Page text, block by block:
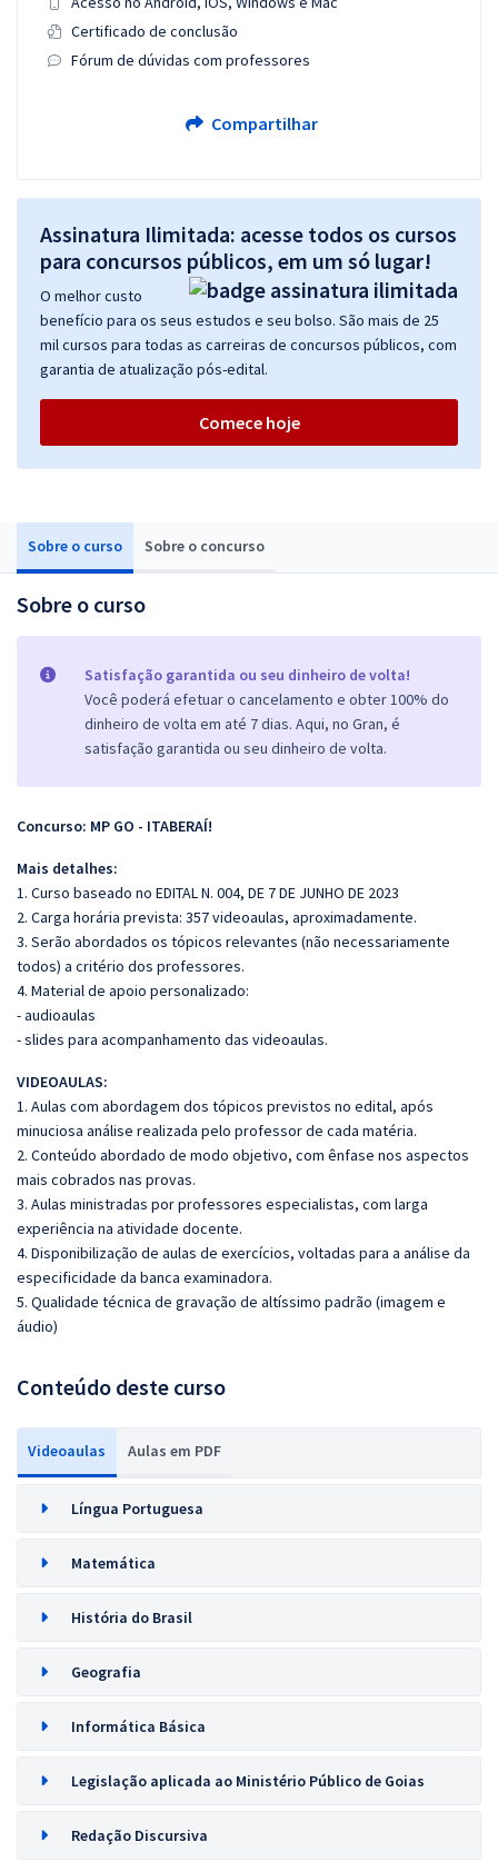
Sobre o curso Sobre o concurso
Sobre o curso
Satisfação garantida ou seu dinheiro de volta!
Você poderá efetuar o cancelamento e obter 100% do
dinheiro de volta em até 7 dias. Aqui, no Gran, é
satisfação garantida ou seu dinheiro de volta.
Concurso: MP GO - ITABERAÍ!
Mais detalhes:
1. Curso baseado no EDITAL N. 004, DE 7 DE JUNHO DE 2023
2. Carga horária prevista: 357 videoaulas, aproximadamente.
3. Serão abordados os tópicos relevantes (não necessariamente
todos) a critério dos professores.
4. Material de apoio personalizado:
- audioaulas
- slides para acompanhamento das videoaulas.
VIDEOAULAS:
1. Aulas com abordagem dos tópicos previstos no edital, após
minuciosa análise realizada pelo professor de cada matéria.
2. Conteúdo abordado de modo objetivo, com ênfase nos aspectos
mais cobrados nas provas.
3. Aulas ministradas por professores especialistas, com larga
experiência na atividade docente.
4. Disponibilização de aulas de exercícios, voltadas para a análise da
especificidade da banca examinadora.
5. Qualidade técnica de gravação de altíssimo padrão (imagem e
áudio)
Conteúdo deste curso
Videoaulas Aulas em PDF
Língua Portuguesa
Matemática
História do Brasil
Geografia
Informática Básica
Legislação aplicada ao Ministério Público de Goias
Redação Discursiva
Certificado de conclusão
Fórum de dúvidas com professores
Compartilhar
Assinatura Ilimitada: acesse todos os cursos
para concursos públicos, em um só lugar!
O melhor custo
benefício para os seus estudos e seu bolso. São mais de 25
mil cursos para todas as carreiras de concursos públicos, com
garantia de atualização pós-edital.
Comece hoje